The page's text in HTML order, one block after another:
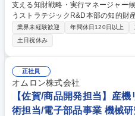
支える知財戦略・実行マネージャー候補 仕事の内容 全社の技術開
うストラテジックR&D本部の知的財
財戦略の策定・実行を担当いただき
れかの業務をお任せします。 【業務内容】 ・事業戦略と連動した知財・
無形資産戦略の策定・実行 ・「強い
事業リスクの排除や、保有権利の活
「知的財産」にとどまらず、データ
産」までを包含し、ビジネスモデル
策定と実行にもチャレンジ 募集職種 【京都／知財戦略】オムロンの競争
力を支える知財戦略・実行マネージャ
業界未経験歓迎 年間休日120日以上
土日祝休み
正社員
オムロン株式会社
【佐賀/商品開発担当】産
術担当/電子部品事業 機械